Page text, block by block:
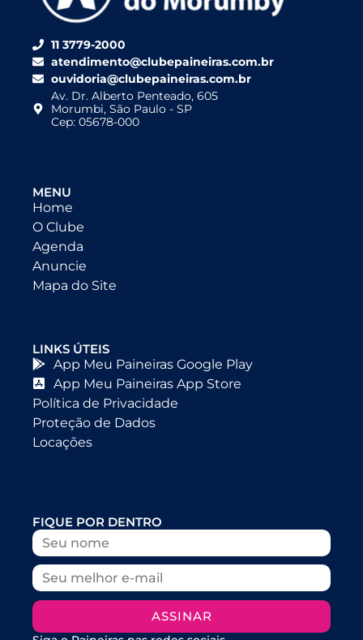
11 3779-2000
atendimento@clubepaineiras.com.br
ouvidoria@clubepaineiras.com.br
Av. Dr. Alberto Penteado, 605
Morumbi, São Paulo - SP
Cep: 05678-000
MENU
Home
O Clube
Agenda
Anuncie
Mapa do Site
LINKS ÚTEIS
App Meu Paineiras Google Play
App Meu Paineiras App Store
Política de Privacidade
Proteção de Dados
Locações
FIQUE POR DENTRO
ASSINAR